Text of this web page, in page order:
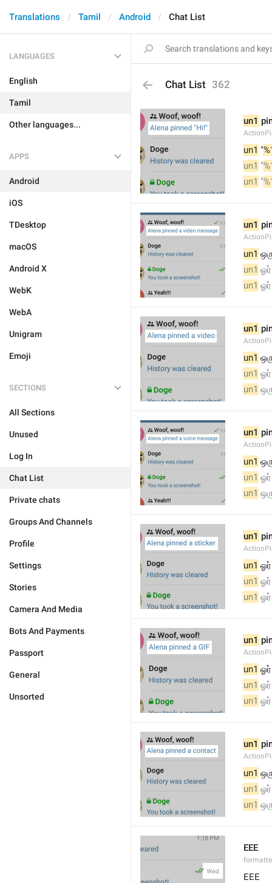
Translations Tamil Android Chat List
LANGUAGES
English
Tamil
Other languages...
APPS
Android
iOS
TDesktop
macOS
Android X
WebK
WebA
Unigram
Emoji
SECTIONS
All Sections
Unused
Log In
Chat List
Private chats
Groups And Channels
Profile
Settings
Stories
Camera And Media
Bots And Payments
Passport
General
Unsorted
Chat List 362
un1
un1 "
un1 "
un1 "
un1
un1
un1
un1
un1
un1
un1
un1
un1
un1
un1
un1
un1
un1
un1
un1
un1
un1
un1
un1
un1
un1
un1
un1
EEE
EEE